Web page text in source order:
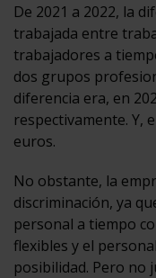
De 2021 a 2022, la
trabajada entre
trabajadores a
dos grupos
diferencia era, en
respectivamente. Y,
euros.
No obstante, la
discriminación, ya
personal a tiempo
flexibles y el
posibilidad. Pero no